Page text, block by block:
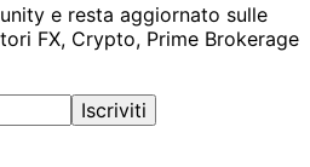
e resta aggiornato sulle
FX, Crypto, Prime Brokerage
Iscriviti